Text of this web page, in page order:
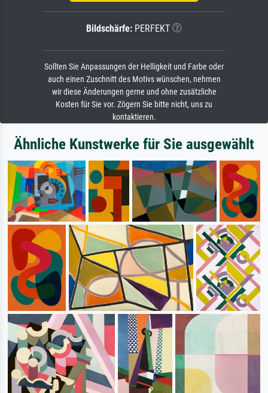
Bildschärfe: PERFEKT
Sollten Sie Anpassungen der Helligkeit und Farbe oder
auch einen Zuschnitt des Motivs wünschen, nehmen
wir diese Änderungen gerne und ohne zusätzliche
Kosten für Sie vor. Zögern Sie bitte nicht, uns zu
kontaktieren.
Ähnliche Kunstwerke für Sie ausgewählt